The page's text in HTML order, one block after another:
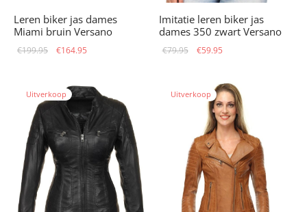
Leren biker jas dames
Miami bruin Versano
€199.95
Oorspronkelijke
€199.95.
€164.95
€164.95.
Imitatie leren biker jas
dames 350 zwart Versano
€79.95
Oorspronkelijke
€79.95.
€59.95
€59.95.
Uitverkoop Uitverkoop